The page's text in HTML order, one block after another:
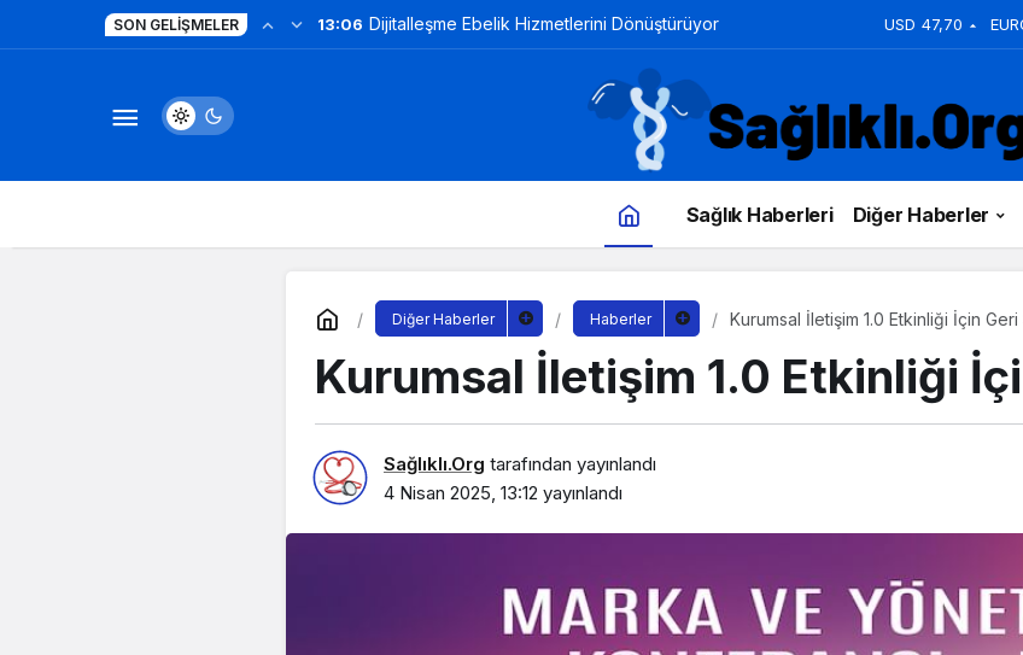
SON GELIŞMELER 13:06 Dijitalleşme Ebelik Hizmetlerini Dönüştürüyor USD 47,70
Sağlık Haberleri Diğer Haberler
Diğer Haberler Haberler Kurumsal İletişim 1.0 Etkinliği İçin Geri
Kurumsal İletişim 1.0 Etkinliği
Sağlıklı.Org tarafından yayınlandı
4 Nisan 2025, 13:12 yayınlandı